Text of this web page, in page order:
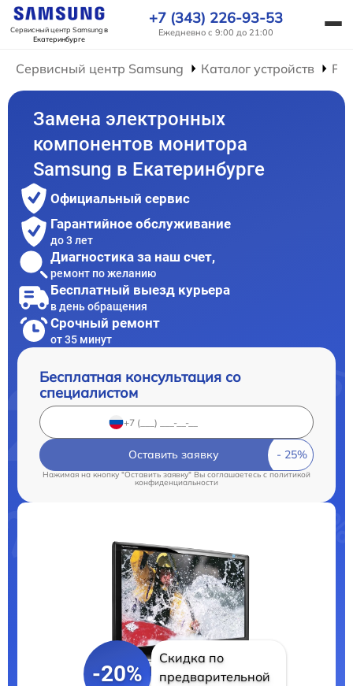
Сервисный центр Samsungв
Екатеринбурге
+7 (343) 226-93-53
Ежедневно с 9:00 до 21:00
Сервисный центр Samsung Каталог устройств
Замена электронных
компонентов монитора
Samsung в Екатеринбурге
Официальный сервис
Гарантийное обслуживание
до 3 лет
Диагностика за наш счет,
ремонт по желанию
Бесплатный выезд курьера
в день обращения
Срочный ремонт
от 35 минут
Бесплатная консультация со
специалистом
Оставить заявку
Нажимая на кнопку "Оставить заявку" Вы соглашаетесь c политикой
конфиденциальности
-20%
Скидка по
предварительной